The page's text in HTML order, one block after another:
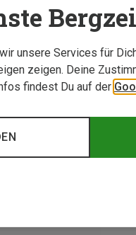
unsere Services für
zeigen. Deine
findest Du auf der